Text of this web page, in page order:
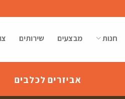
חנות מבצעים שירותים
אביזרים לכלבים